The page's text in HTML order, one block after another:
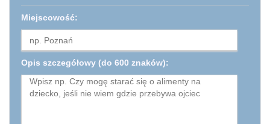
Miejscowość:
Opis szczegółowy (do 600 znaków):